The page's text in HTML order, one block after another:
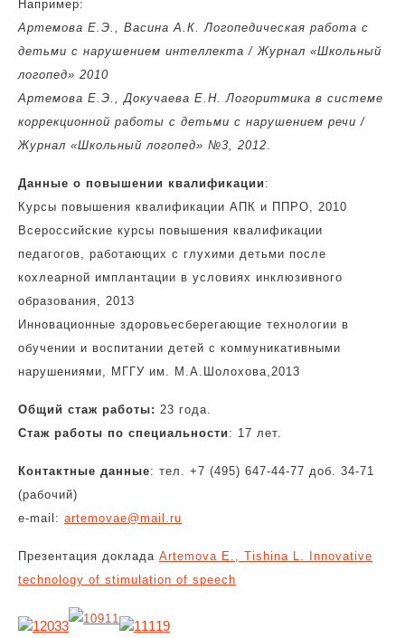
Например:
Артемова Е.Э., Васина А.К. Логопедическая работа с
детьми с нарушением интеллекта / Журнал «Школьный
логопед» 2010
Артемова Е.Э., Докучаева Е.Н. Логоритмика в системе
коррекционной работы с детьми с нарушением речи /
Журнал «Школьный логопед» №3, 2012.
Данные о повышении квалификации :
Курсы повышения квалификации АПК и ППРО, 2010
Всероссийские курсы повышения квалификации
педагогов, работающих с глухими детьми после
кохлеарной имплантации в условиях инклюзивного
образования, 2013
Инновационные здоровьесберегающие технологии в
обучении и воспитании детей с коммуникативными
нарушениями, МГГУ им. М.А.Шолохова,2013
Общий стаж работы: 23 года.
Стаж работы по специальности : 17 лет.
Контактные данные: тел. +7 (495) 647-44-77 доб. 34-71
(рабочий)
e-mail: artemovae@mail.ru
Презентация доклада Artemova E., Tishina L. Innovative
technology of stimulation of speech